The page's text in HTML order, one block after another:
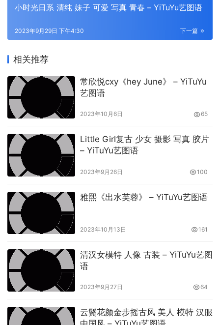
小时光日系 清纯 妹子 可爱 写真 青春 – YiTuYu艺图语
下一篇
2023年9月29日 下午4:30
相关推荐
常欣悦cxy《hey June》 – YiTuYu
艺图语
2023年10月6日 65
Little Girl复古 少女 摄影 写真 胶片
– YiTuYu艺图语
2023年9月26日 100
雅熙《出水芙蓉》 – YiTuYu艺图语
2023年10月13日 161
清汉女模特 人像 古装 – YiTuYu艺图
语
2023年9月27日 64
云鬓花颜金步摇古风 美人 模特 汉服